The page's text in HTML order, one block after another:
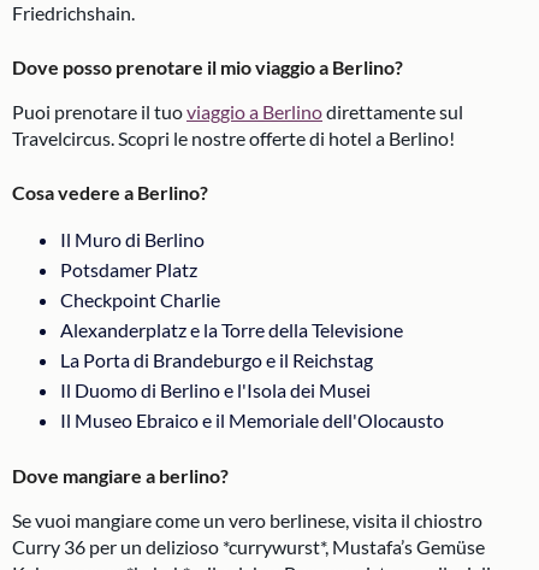
Friedrichshain.
Dove posso prenotare il mio viaggio a Berlino?
Puoi prenotare il tuoviaggio a Berlinodirettamente sul
Travelcircus. Scopri le nostre offerte di hotel a Berlino!
Cosa vedere a Berlino?
Il Muro di Berlino
Potsdamer Platz
Checkpoint Charlie
Alexanderplatz e la Torre della Televisione
La Porta di Brandeburgo e il Reichstag
Il Duomo di Berlino e l'Isola dei Musei
Il Museo Ebraico e il Memoriale dell'Olocausto
Dove mangiare a berlino?
Se vuoi mangiare come un vero berlinese, visita il chiostro
Curry 36 per un delizioso *currywurst*, Mustafa’s Gemüse